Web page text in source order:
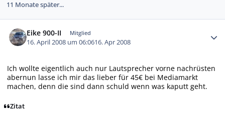
11 Monate später...
Eike 900-II Mitglied
16. April 2008 um 06:0616. Apr 2008
Ich wollte eigentlich auch nur Lautsprecher vorne nachrüsten
abernun lasse ich mir das lieber für 45€ bei Mediamarkt
machen, denn die sind dann schuld wenn was kaputt geht.
Zitat